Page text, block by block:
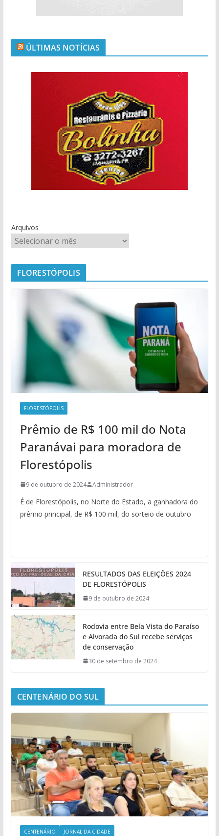
ÚLTIMAS NOTÍCIAS
Arquivos
FLORESTÓPOLIS
FLORESTÓPOLIS
Prêmio de R$ 100 mil do Nota
Paranávai para moradora de
Florestópolis
9 de outubro de 2024 Administrador
É de Florestópolis, no Norte do Estado, a ganhadora do
prêmio principal, de R$ 100 mil, do sorteio de outubro
RESULTADOS DAS ELEIÇÕES 2024
DE FLORESTÓPOLIS
9 de outubro de 2024
Rodovia entre Bela Vista do Paraíso
e Alvorada do Sul recebe serviços
de conservação
30 de setembro de 2024
CENTENÁRIO DO SUL
CENTENÁRIO JORNAL DA CIDADE